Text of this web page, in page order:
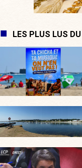
LES PLUS LUS